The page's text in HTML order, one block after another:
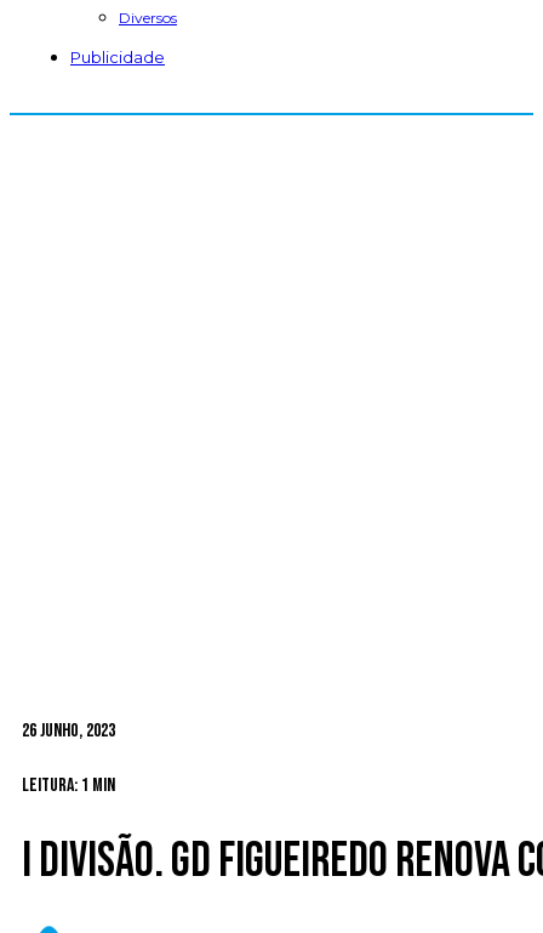
Diversos
Publicidade
26 Junho, 2023
Leitura: 1 min
I Divisão. GD Figueiredo renova